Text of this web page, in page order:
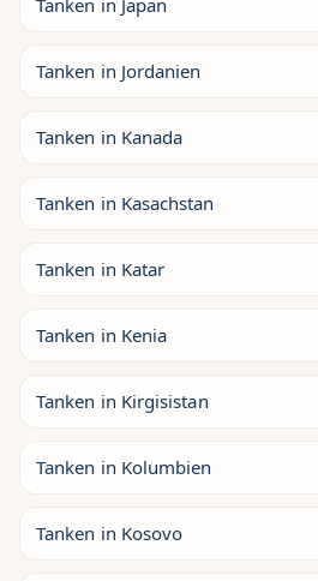
Tanken in Japan
Tanken in Jordanien
Tanken in Kanada
Tanken in Kasachstan
Tanken in Katar
Tanken in Kenia
Tanken in Kirgisistan
Tanken in Kolumbien
Tanken in Kosovo